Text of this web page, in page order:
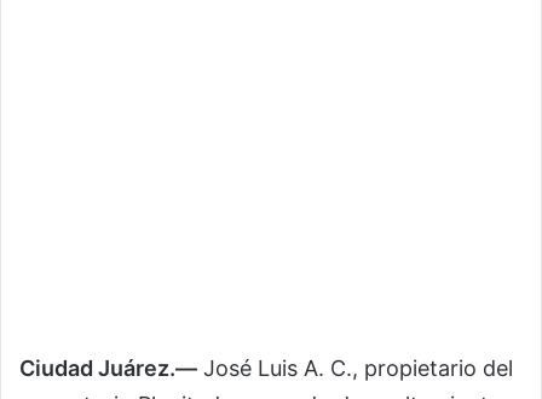
Ciudad Juárez.— José Luis A. C., propietario del